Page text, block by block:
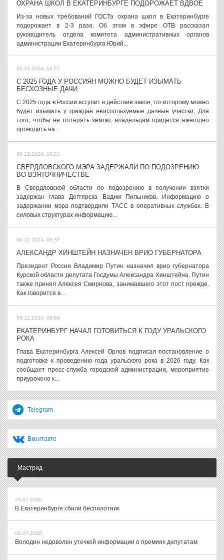
ОХРАНА ШКОЛ В ЕКАТЕРИНБУРГЕ ПОДОРОЖАЕТ ВДВОЕ
Из-за новых требований ГОСТа охрана школ в Екатеринбурге
подорожает в 2-3 раза. Об этом в эфире ОТВ рассказал
руководитель отдела комитета административных органов
администрации Екатеринбурга Юрий...
06.12.2024, 10:57
С 2025 ГОДА У РОССИЯН МОЖНО БУДЕТ ИЗЫМАТЬ
БЕСХОЗНЫЕ ДАЧИ
С 2025 года в России вступит в действие закон, по которому можно
будет изымать у граждан неиспользуемые дачные участки. Для
того, чтобы не потерять землю, владельцам придется ежегодно
проводить на...
06.12.2024, 10:21
СВЕРДЛОВСКОГО МЭРА ЗАДЕРЖАЛИ ПО ПОДОЗРЕНИЮ
ВО ВЗЯТОЧНИЧЕСТВЕ
В Свердловской области по подозрению в получении взятки
задержан глава Дегтярска Вадим Пильников. Информацию о
задержании мэра подтвердили ТАСС в оперативных службах. В
силовых структурах информацию...
06.12.2024, 09:37
АЛЕКСАНДР ХИНШТЕЙН НАЗНАЧЕН ВРИО ГУБЕРНАТОРА
Президент России Владимир Путин назначил врио губернатора
Курской области депутата Госдумы Александра Хинштейна. Путин
также принял Алексея Смирнова, занимавшего этот пост прежде.
Как говорится в...
06.12.2024, 08:59
ЕКАТЕРИНБУРГ НАЧАЛ ГОТОВИТЬСЯ К ГОДУ УРАЛЬСКОГО
РОКА
Глава Екатеринбурга Алексей Орлов подписал постановление о
подготовке к проведению года уральского рока в 2026 году. Как
сообщает пресс-служба городской администрации, мероприятие
приурочено к...
Telegram
Вконтакте
Мастрид
25.07.2026
В Екатеринбурге сбили беспилотник
08.07.2026
Володин недоволен утечкой информации о премиях депутатам